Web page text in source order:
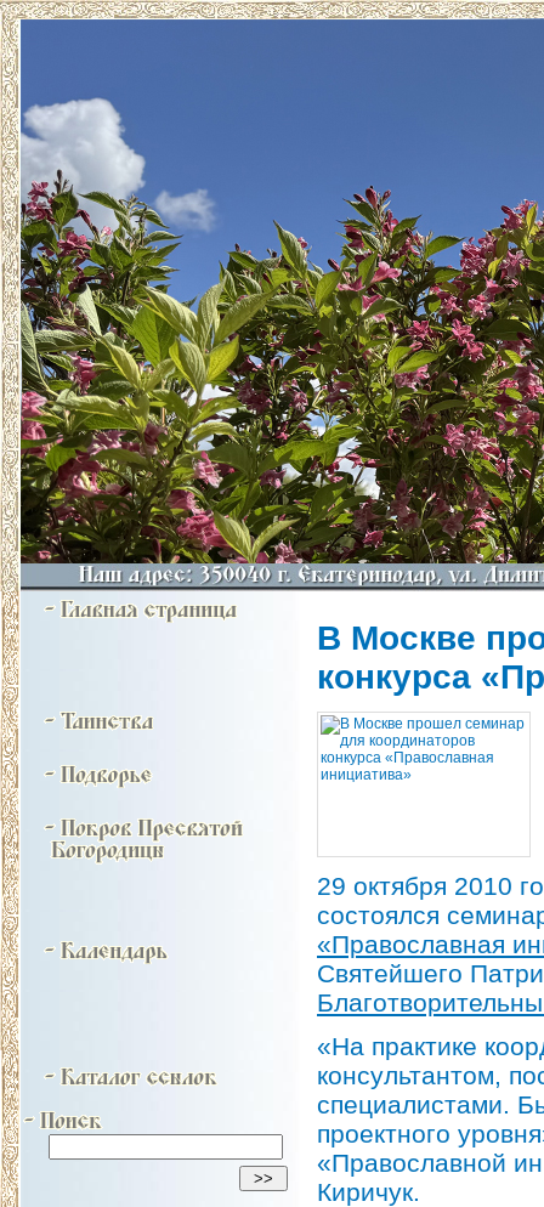
В Москве
конкурса
29 октября 2010
состоялся
«Православная
Святейшего
«На практике
консультантом,
специалистами.
проектного
«Православной
Киричук.